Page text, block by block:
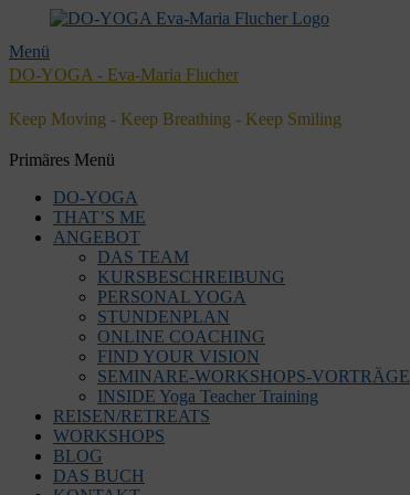
Menü
DO-YOGA - Eva-Maria Flucher
Keep Moving - Keep Breathing - Keep Smiling
Facebook
Twitter
E-
LinkedIn
YouTube
Instagram
Primäres Menü
Zum
Inhalt
springen
DO-YOGA
THAT’S ME
ANGEBOT
DAS TEAM
KURSBESCHREIBUNG
PERSONAL YOGA
STUNDENPLAN
ONLINE COACHING
FIND YOUR VISION
SEMINARE-WORKSHOPS-VORTRÄGE
INSIDE Yoga Teacher Training
REISEN/RETREATS
WORKSHOPS
BLOG
DAS BUCH